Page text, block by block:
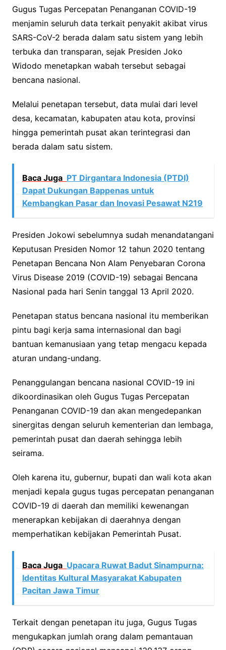
Gugus Tugas Percepatan Penanganan COVID-19
menjamin seluruh data terkait penyakit akibat virus
SARS-CoV-2 berada dalam satu sistem yang lebih
terbuka dan transparan, sejak Presiden Joko
Widodo menetapkan wabah tersebut sebagai
bencana nasional.
Melalui penetapan tersebut, data mulai dari level
desa, kecamatan, kabupaten atau kota, provinsi
hingga pemerintah pusat akan terintegrasi dan
berada dalam satu sistem.
Baca Juga PT Dirgantara Indonesia (PTDI)
Dapat Dukungan Bappenas untuk
Kembangkan Pasar dan Inovasi Pesawat N219
Presiden Jokowi sebelumnya sudah menandatangani
Keputusan Presiden Nomor 12 tahun 2020 tentang
Penetapan Bencana Non Alam Penyebaran Corona
Virus Disease 2019 (COVID-19) sebagai Bencana
Nasional pada hari Senin tanggal 13 April 2020.
Penetapan status bencana nasional itu memberikan
pintu bagi kerja sama internasional dan bagi
bantuan kemanusiaan yang tetap mengacu kepada
aturan undang-undang.
Penanggulangan bencana nasional COVID-19 ini
dikoordinasikan oleh Gugus Tugas Percepatan
Penanganan COVID-19 dan akan mengedepankan
sinergitas dengan seluruh kementerian dan lembaga,
pemerintah pusat dan daerah sehingga lebih
seirama.
Oleh karena itu, gubernur, bupati dan wali kota akan
menjadi kepala gugus tugas percepatan penanganan
COVID-19 di daerah dan memiliki kewenangan
menerapkan kebijakan di daerahnya dengan
memperhatikan kebijakan Pemerintah Pusat.
Baca Juga Upacara Ruwat Badut Sinampurna:
Identitas Kultural Masyarakat Kabupaten
Pacitan Jawa Timur
Terkait dengan penetapan itu juga, Gugus Tugas
mengukapkan jumlah orang dalam pemantauan